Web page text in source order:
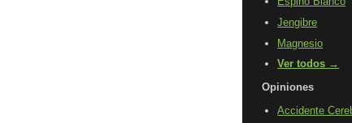
Jengibre
Magnesio
Ver todos →
Opiniones
Accidente